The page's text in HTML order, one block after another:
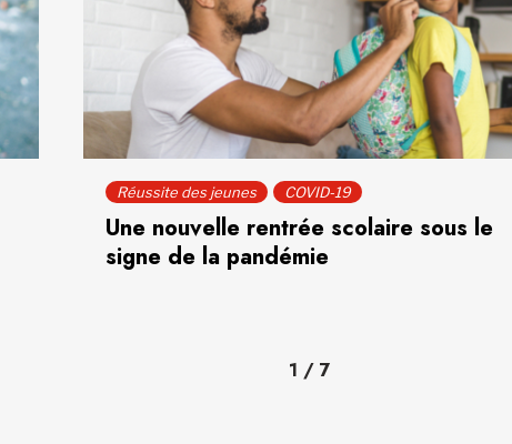
Réussite des jeunes COVID-19
Une nouvelle rentrée scolaire sous le
signe de la pandémie
1 / 7